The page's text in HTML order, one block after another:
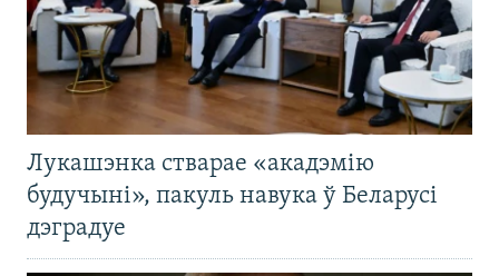
Лукашэнка стварае «акадэмію
будучыні», пакуль навука ў Беларусі
дэградуе